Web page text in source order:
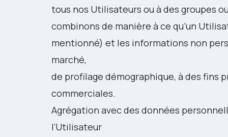
tous nos Utilisateurs ou à des groupes
combinons de manière à ce qu’un
mentionné) et les informations non
marché,
de profilage démographique, à des fins
commerciales.
Agrégation avec des données
l’Utilisateur